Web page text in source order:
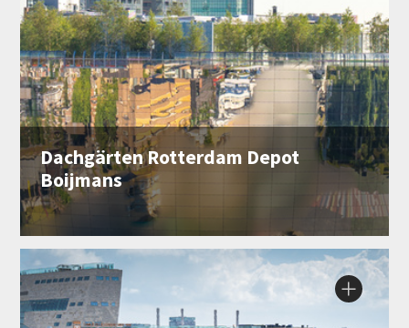
Dachgärten Rotterdam Depot
Boijmans